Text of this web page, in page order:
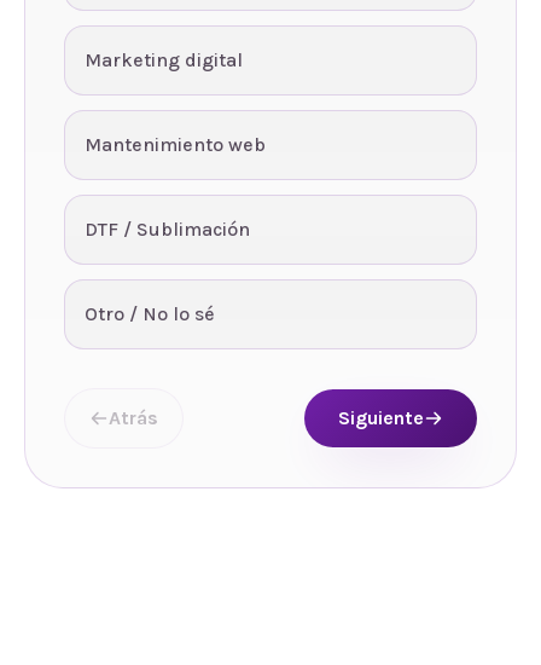
Marketing digital
Mantenimiento web
DTF / Sublimación
Otro / No lo sé
Atrás Siguiente